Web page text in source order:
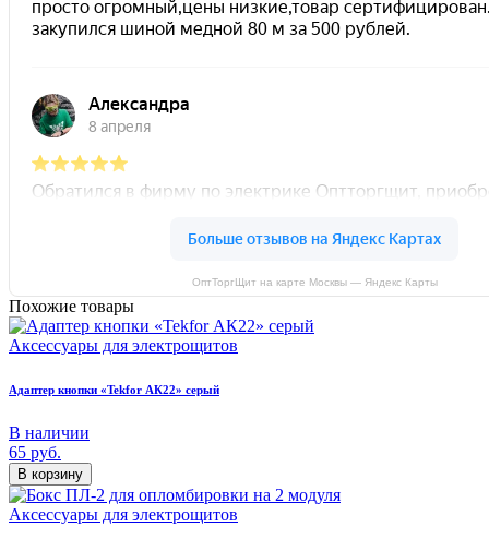
ОптТоргЩит на карте Москвы — Яндекс Карты
Похожие товары
Аксессуары для электрощитов
Адаптер кнопки «Tekfor АК22» серый
В наличии
65 руб.
В корзину
Аксессуары для электрощитов